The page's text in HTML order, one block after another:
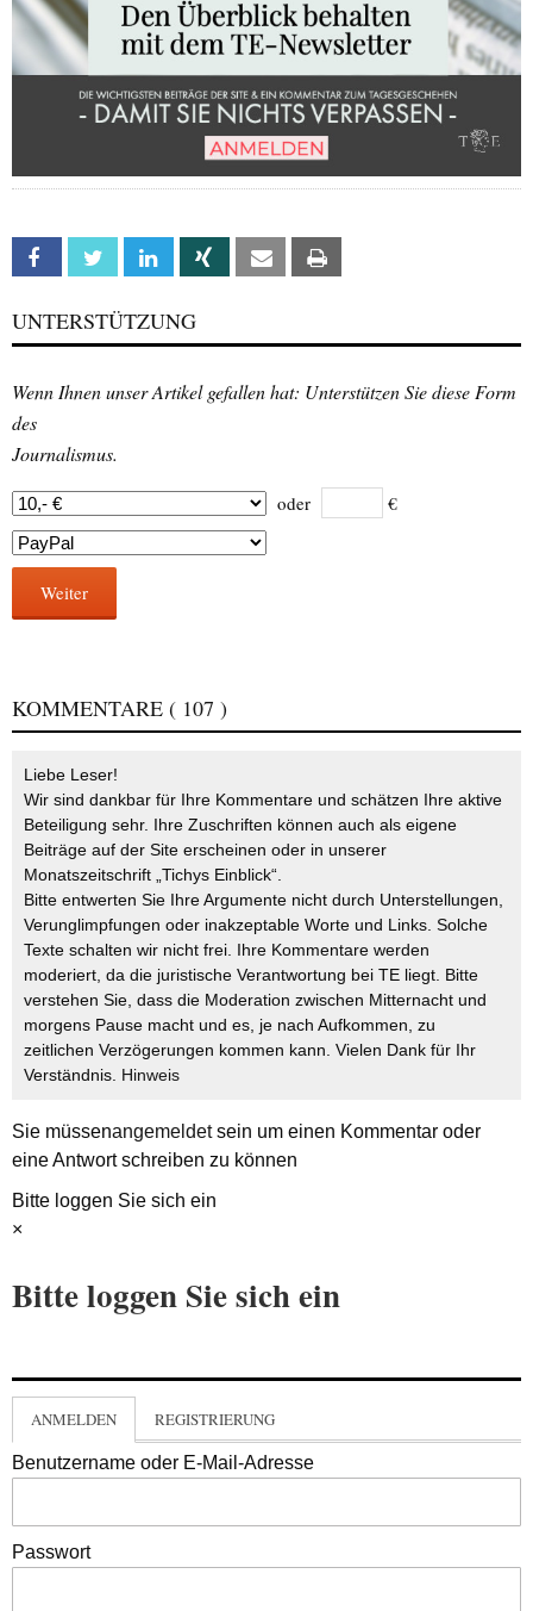
Facebook Twitter Linkedin Xing Email
UNTERSTÜTZUNG
Wenn Ihnen unser Artikel gefallen hat: Unterstützen Sie diese Form
des
Journalismus.
oder €
Weiter
KOMMENTARE ( 107 )
Liebe Leser!
Wir sind dankbar für Ihre Kommentare und schätzen Ihre aktive
Beteiligung sehr. Ihre Zuschriften können auch als eigene
Beiträge auf der Site erscheinen oder in unserer
Monatszeitschrift „Tichys Einblick“.
Bitte entwerten Sie Ihre Argumente nicht durch Unterstellungen,
Verunglimpfungen oder inakzeptable Worte und Links. Solche
Texte schalten wir nicht frei. Ihre Kommentare werden
moderiert, da die juristische Verantwortung bei TE liegt. Bitte
verstehen Sie, dass die Moderation zwischen Mitternacht und
morgens Pause macht und es, je nach Aufkommen, zu
zeitlichen Verzögerungen kommen kann. Vielen Dank für Ihr
Verständnis. Hinweis
Sie müssenangemeldetsein um einen Kommentar oder
eine Antwort schreiben zu können
Bitte loggen Sie sich ein
×
Bitte loggen Sie sich ein
ANMELDEN REGISTRIERUNG
Benutzername oder E-Mail-Adresse
Passwort